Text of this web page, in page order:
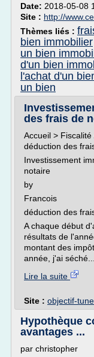
Date: 2018-05-08
Site : http://
Thèmes liés :
bien immobilier
un bien
d'un bien
l'achat d'un
un bien
des frais de
Accueil >
déduction des
Investissement
notaire
by
Francois
déduction des
A chaque début
résultats de
montant des
année, j'ai séché...
Lire la suite
Site : objectif-
Hypothèque
avantages ...
par christopher